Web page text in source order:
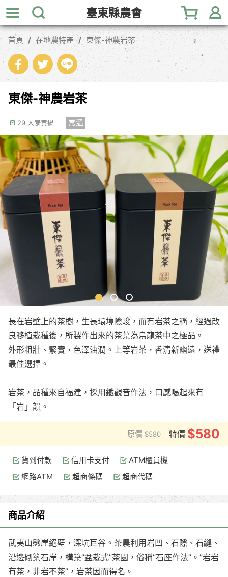
跳
到
主
內
臺東縣農會
首頁 在地農特產 東傑-神農岩茶
東傑-神農岩茶
29 人購買過 常溫
長在岩壁上的茶樹，生長環境險峻，而有岩茶之稱，經過改
良移植栽種後，所製作出來的茶葉為烏龍茶中之極品。
外形粗壯、緊實，色澤油潤。上等岩茶，香清新幽遠，送禮
最佳選擇。
岩茶，品種來自福建，採用鐵觀音作法，口感喝起來有
「岩」韻。
原價 $580 特價 $580
貨到付款 信用卡支付
ATM櫃員機
網路ATM
超商條碼 超商代碼
商品介紹
武夷山懸崖絕壁，深坑巨谷。茶農利用岩凹、石隙、石縫、
沿邊砌築石岸，構築”盆栽式”茶園，俗稱”石座作法”。”岩岩
有茶，非岩不茶”，岩茶因而得名。